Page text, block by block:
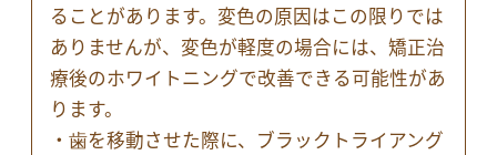
ることがあります。変色の原因はこの限りでは
ありませんが、変色が軽度の場合には、矯正治
療後のホワイトニングで改善できる可能性があ
ります。
・歯を移動させた際に、ブラックトライアング